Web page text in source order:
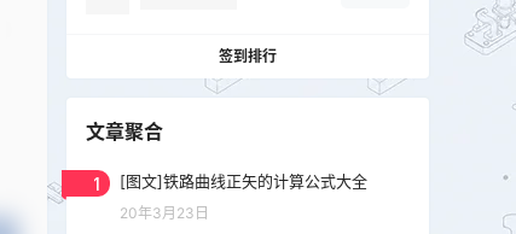
签到排行
文章聚合
1 [图文]铁路曲线正矢的计算公式大全
20年3月23日